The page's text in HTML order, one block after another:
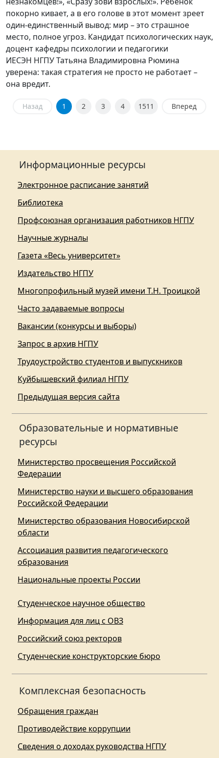
покорно кивает, а в его голове в этот момент зреет
один-единственный вывод: мир – это страшное
место, полное угроз. Кандидат психологических наук,
доцент кафедры психологии и педагогики
ИЕСЭН НГПУ Татьяна Владимировна Рюмина
уверена: такая стратегия не просто не работает –
она вредит.
Назад 1 2 3 4 1511 Вперед
Информационные ресурсы
Электронное расписание занятий
Библиотека
Профсоюзная организация работников НГПУ
Научные журналы
Газета «Весь университет»
Издательство НГПУ
Многопрофильный музей имени Т.Н. Троицкой
Часто задаваемые вопросы
Вакансии (конкурсы и выборы)
Запрос в архив НГПУ
Трудоустройство студентов и выпускников
Куйбышевский филиал НГПУ
Предыдущая версия сайта
Образовательные и нормативные
ресурсы
Министерство просвещения Российской
Федерации
Министерство науки и высшего образования
Российской Федерации
Министерство образования Новосибирской
области
Ассоциация развития педагогического
образования
Национальные проекты России
Студенческое научное общество
Информация для лиц с ОВЗ
Российский союз ректоров
Студенческие конструкторские бюро
Комплексная безопасность
Обращения граждан
Противодействие коррупции
Сведения о доходах руководства НГПУ